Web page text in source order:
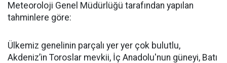
Meteoroloji Genel Müdürlüğü tarafından yapılan
tahminlere göre:
Ülkemiz genelinin parçalı yer yer çok bulutlu,
Akdeniz’in Toroslar mevkii, İç Anadolu'nun güneyi, Batı